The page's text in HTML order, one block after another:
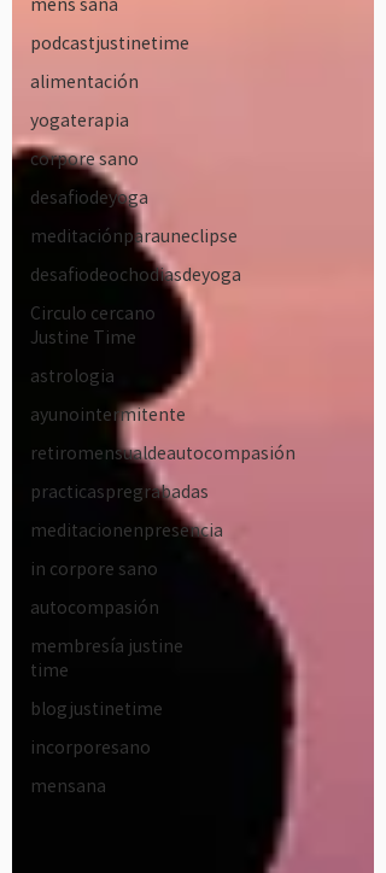
podcastjustinetime
alimentación
yogaterapia
corpore sano
desafiodeyoga
meditaciónparauneclipse
desafiodeochodiasdeyoga
Circulo cercano
Justine Time
astrologia
ayunointermitente
retiromensualdeautocompasión
practicaspregrabadas
meditacionenpresencia
in corpore sano
autocompasión
membresía justine
time
blogjustinetime
incorporesano
mensana